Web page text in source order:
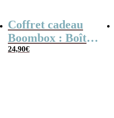
Coffret cadeau
Boombox : Boîte
bonbons des
24,90€